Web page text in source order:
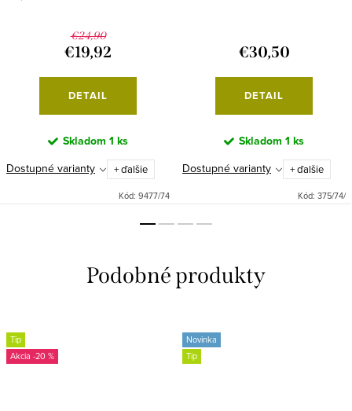
€24,90
€19,92
DETAIL
Skladom 1 ks
Dostupné varianty
+ ďalšie
Kód: 9477/74
€30,50
DETAIL
Skladom 1 ks
Dostupné varianty
+ ďalšie
Kód: 375/74/
Tip
-20 %
Novinka
Tip